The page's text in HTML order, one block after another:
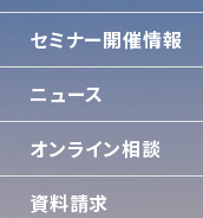
セミナー開催情報
ニュース
オンライン相談
資料請求